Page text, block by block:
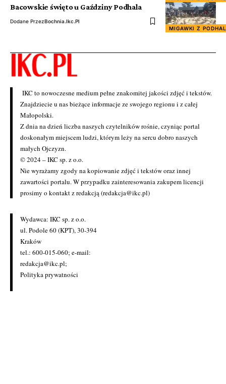
MIGAWKI Z
Bacowskie święto u Gaździny Podhala
Dodane PrzezBochnia.ikc.pl
IKC to nowoczesne medium pełne znakomitej jakości zdjęć i tekstów.
Znajdziecie u nas bieżące informacje ze swojego regionu i z całej
Małopolski.
Z dnia na dzień liczba naszych czytelników rośnie, czyniąc portal
doskonałym miejscem ludzi, którym leży na sercu dobro naszych
małych Ojczyzn.
© 2024 – IKC sp. z o.o.
Nie wyrażamy zgody na kopiowanie zdjęć i tekstów oraz innej
zawartości portalu. W przypadku zainteresowania zakupem licencji
prosimy o kontakt z redakcją (redakcja@ikc.pl)
Wydawca: IKC sp. z o.o.
ul. Podole 60 (KPT), 30-394
Kraków
tel.: 600-015-060; e-mail:
redakcja@ikc.pl;
Polityka prywatności